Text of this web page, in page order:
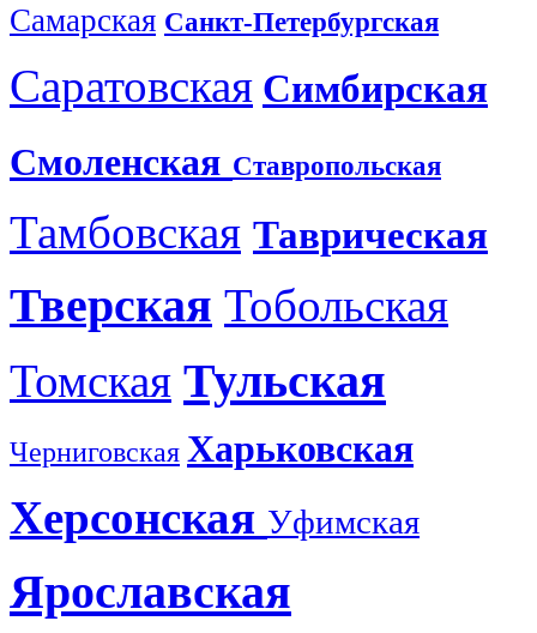
Самарская Санкт-Петербургская
Саратовская Симбирская
Смоленская Ставропольская
Тамбовская Таврическая
Тверская Тобольская
Томская Тульская
Черниговская Харьковская
Херсонская Уфимская
Ярославская